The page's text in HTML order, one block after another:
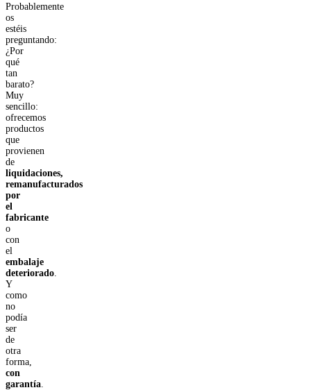
Probablemente
os
estéis
preguntando:
¿Por
qué
tan
barato?
Muy
sencillo:
ofrecemos
productos
que
provienen
de
liquidaciones,
remanufacturados
por
el
fabricante
o
con
el
embalaje
deteriorado
Y
como
no
podía
ser
de
otra
forma,
con
garantía